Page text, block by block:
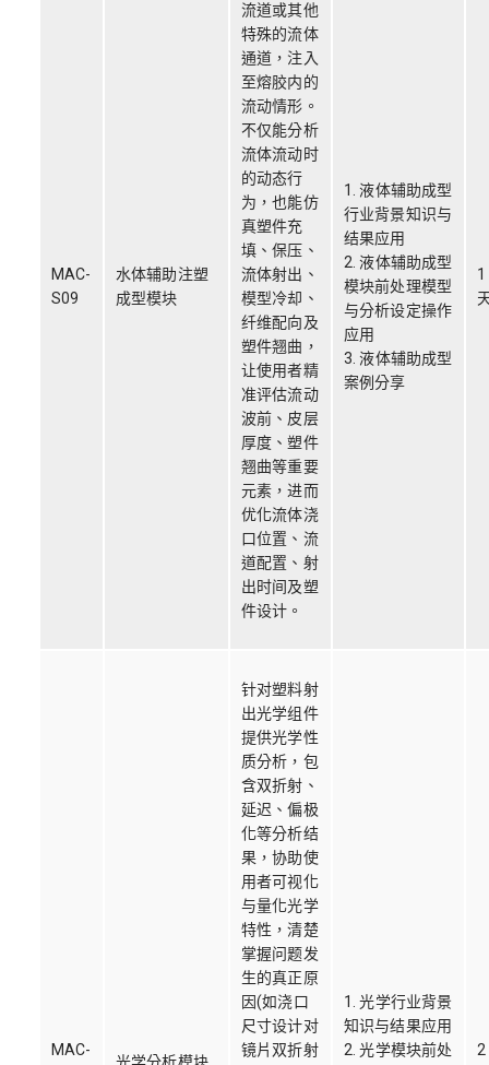
MAC-
S09
水体辅助注塑
成型模块
流道或其他
特殊的流体
通道，注入
至熔胶内的
流动情形。
不仅能分析
流体流动时
的动态行
为，也能仿
真塑件充
填、保压、
流体射出、
模型冷却、
纤维配向及
塑件翘曲，
让使用者精
准评估流动
波前、皮层
厚度、塑件
翘曲等重要
元素，进而
优化流体浇
口位置、流
道配置、射
出时间及塑
件设计。
1. 液体辅助成型
行业背景知识与
结果应用
2. 液体辅助成型
模块前处理模型
与分析设定操作
应用
3. 液体辅助成型
案例分享
1
MAC-
针对塑料射
出光学组件
提供光学性
质分析，包
含双折射、
延迟、偏极
化等分析结
果，协助使
用者可视化
与量化光学
特性，清楚
掌握问题发
生的真正原
因(如浇口
尺寸设计对
镜片双折射
1. 光学行业背景
知识与结果应用
2. 光学模块前处
2